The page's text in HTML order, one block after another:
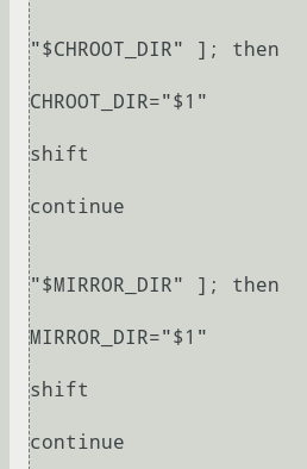
"$CHROOT_DIR" ]; then
CHROOT_DIR="$1"
shift
continue
"$MIRROR_DIR" ]; then
MIRROR_DIR="$1"
shift
continue